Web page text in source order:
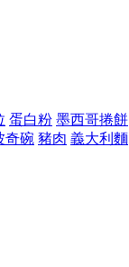
蛋白粉 墨西哥捲餅
奇碗 豬肉 義大利麵